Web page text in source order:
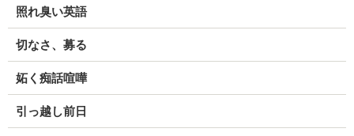
照れ臭い英語
切なさ、募る
妬く痴話喧嘩
引っ越し前日